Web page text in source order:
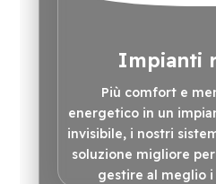
Impianti
Più comfort e
energetico in un
invisibile, i nostri
soluzione migliore
gestire al meglio i